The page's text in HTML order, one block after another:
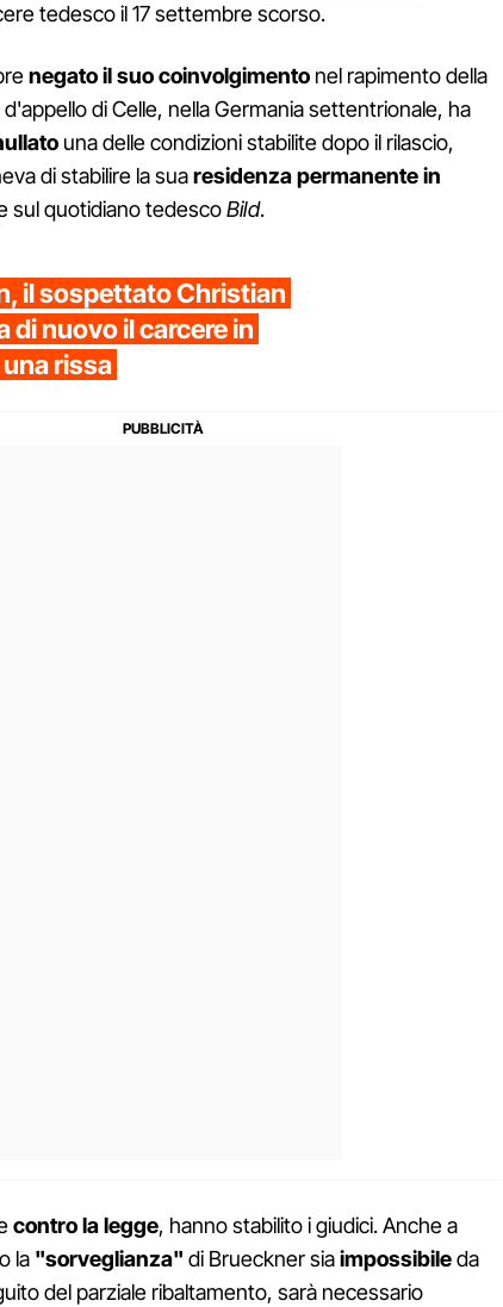
tedesco il 17 settembre scorso.
negato il suo coinvolgimento nel rapimento della
di Celle, nella Germania settentrionale, ha
una delle condizioni stabilite dopo il rilascio,
di stabilire la suaresidenza permanente in
sul quotidiano tedescoBild.
il sospettato Christian
di nuovo il carcere in
rissa
contro la legge, hanno stabilito i giudici. Anche a
la "sorveglianza" di Brueckner siaimpossibileda
del parziale ribaltamento, sarà necessario